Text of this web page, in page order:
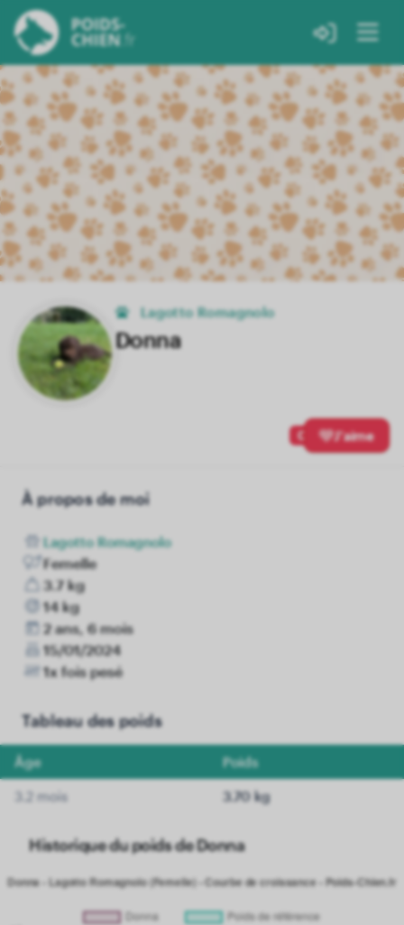
Lagotto Romagnolo
Donna
0 J'aime
À propos de moi
Lagotto Romagnolo
Femelle
3.7 kg
14 kg
2 ans, 6 mois
15/01/2024
1x fois pesé
Tableau des poids
Âge Poids
3.2 mois 3.70 kg
Historique du poids de Donna